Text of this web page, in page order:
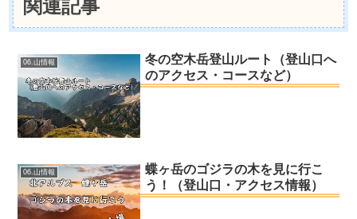
関連記事
06.山情報
冬の空木岳登山ルート（登山口へ
のアクセス・コースなど）
06.山情報
蝶ヶ岳のゴジラの木を見に行こ
う！（登山口・アクセス情報）